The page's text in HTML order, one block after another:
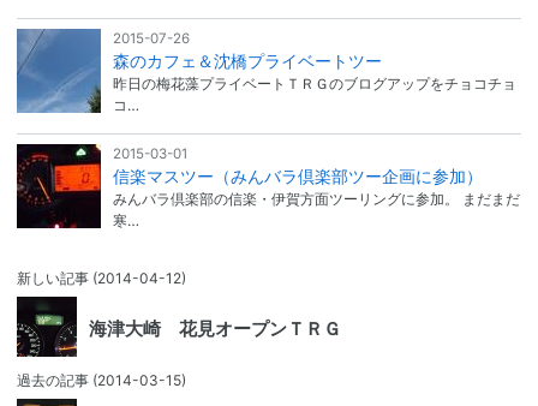
2015-07-26
森のカフェ＆沈橋プライベートツー
昨日の梅花藻プライベートＴＲＧのブログアップをチョコチョ
コ…
2015-03-01
信楽マスツー（みんバラ倶楽部ツー企画に参加）
みんバラ倶楽部の信楽・伊賀方面ツーリングに参加。 まだまだ
寒…
新しい記事 (2014-04-12)
海津大崎 花見オープンＴＲＧ
過去の記事 (2014-03-15)